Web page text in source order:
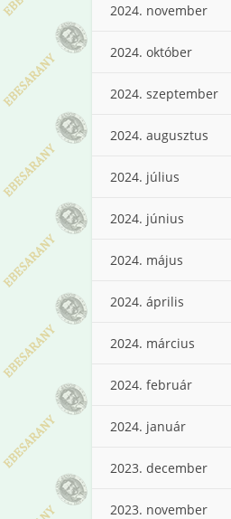
2024. november
2024. október
2024. szeptember
2024. augusztus
2024. július
2024. június
2024. május
2024. április
2024. március
2024. február
2024. január
2023. december
2023. november